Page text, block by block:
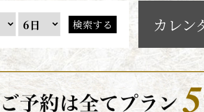
検索する カレン